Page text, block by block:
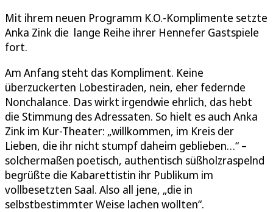
Mit ihrem neuen Programm K.O.-Komplimente setzte
Anka Zink die lange Reihe ihrer Hennefer Gastspiele
fort.
Am Anfang steht das Kompliment. Keine
überzuckerten Lobestiraden, nein, eher federnde
Nonchalance. Das wirkt irgendwie ehrlich, das hebt
die Stimmung des Adressaten. So hielt es auch Anka
Zink im Kur-Theater: „willkommen, im Kreis der
Lieben, die ihr nicht stumpf daheim geblieben…“ –
solchermaßen poetisch, authentisch süßholzraspelnd
begrüßte die Kabarettistin ihr Publikum im
vollbesetzten Saal. Also all jene, „die in
selbstbestimmter Weise lachen wollten“.